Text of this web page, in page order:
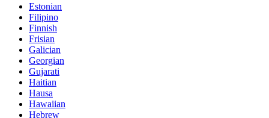
Estonian
Filipino
Finnish
Frisian
Galician
Georgian
Gujarati
Haitian
Hausa
Hawaiian
Hebrew